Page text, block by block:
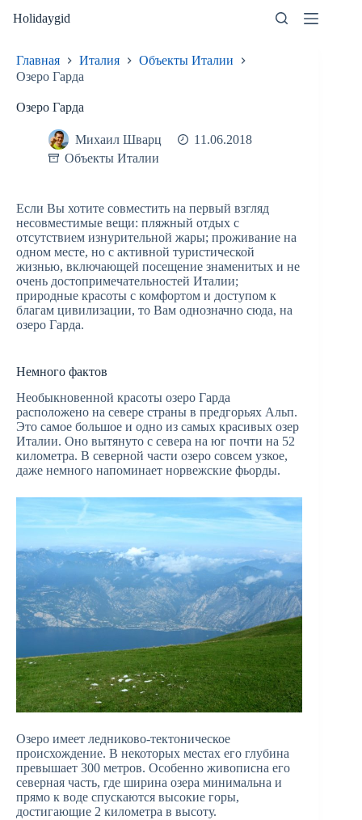
Holidaygid
Главная Италия
Объекты Италии
Озеро Гарда
Озеро Гарда
Михаил Шварц
11.06.2018
Объекты Италии
Если Вы хотите совместить на первый взгляд
несовместимые вещи: пляжный отдых с
отсутствием изнурительной жары; проживание на
одном месте, но с активной туристической
жизнью, включающей посещение знаменитых и не
очень достопримечательностей Италии;
природные красоты с комфортом и доступом к
благам цивилизации, то Вам однозначно сюда, на
озеро Гарда.
Немного фактов
Необыкновенной красоты озеро Гарда
расположено на севере страны в предгорьях Альп.
Это самое большое и одно из самых красивых озер
Италии. Оно вытянуто с севера на юг почти на 52
километра. В северной части озеро совсем узкое,
даже немного напоминает норвежские фьорды.
Озеро имеет ледниково-тектоническое
происхождение. В некоторых местах его глубина
превышает 300 метров. Особенно живописна его
северная часть, где ширина озера минимальна и
прямо к воде спускаются высокие горы,
достигающие 2 километра в высоту.